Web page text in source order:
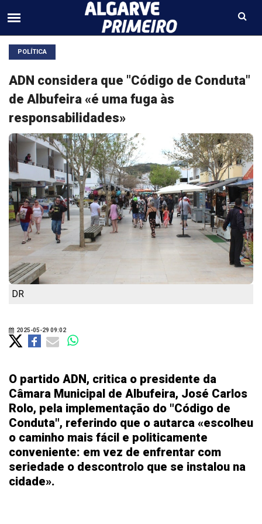
POLÍTICA
ADN considera que "Código de Conduta"
de Albufeira «é uma fuga às
responsabilidades»
DR
2025-05-29 09:02
O partido ADN, critica o presidente da
Câmara Municipal de Albufeira, José Carlos
Rolo, pela implementação do "Código de
Conduta", referindo que o autarca «escolheu
o caminho mais fácil e politicamente
conveniente: em vez de enfrentar com
seriedade o descontrolo que se instalou na
cidade».